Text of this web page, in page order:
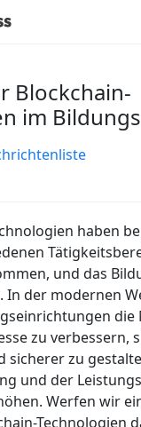
Blockchain-
im
haben
und das
In der modernen
die
zu verbessern,
sicherer zu
und der
Werfen wir
Technologien